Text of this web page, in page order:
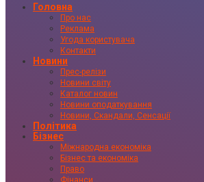
Головна
Про нас
Реклама
Угода користувача
Контакти
Новини
Прес-релізи
Новини світу
Каталог новин
Новини оподаткування
Новини, Скандали, Сенсації
Політика
Бізнес
Міжнародна економіка
Бізнес та економіка
Право
Фінанси